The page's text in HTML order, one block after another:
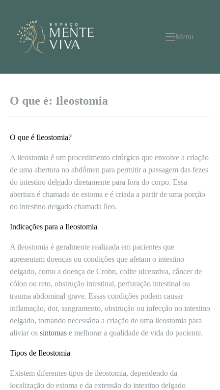
conteúdo
Menu
O que é: Ileostomia
O que é Ileostomia?
A ileostomia é um procedimento cirúrgico que envolve a criação
de uma abertura no abdômen para permitir a passagem das fezes
do intestino delgado diretamente para fora do corpo. Essa
abertura é chamada de estoma e é criada a partir de uma porção
do intestino delgado chamada íleo.
Indicações para a Ileostomia
A ileostomia é geralmente realizada em pacientes que
apresentam doenças ou condições que afetam o intestino
delgado, como a doença de Crohn, colite ulcerativa, câncer de
cólon ou reto, obstrução intestinal, perfuração intestinal ou
trauma abdominal grave. Essas condições podem causar
inflamação, dor, sangramento, obstrução ou infecção no intestino
delgado, tornando necessária a criação de uma ileostomia para
aliviar os sintomas e melhorar a qualidade de vida do paciente.
Tipos de Ileostomia
Existem diferentes tipos de ileostomia, dependendo da
localização do estoma e da extensão do intestino delgado